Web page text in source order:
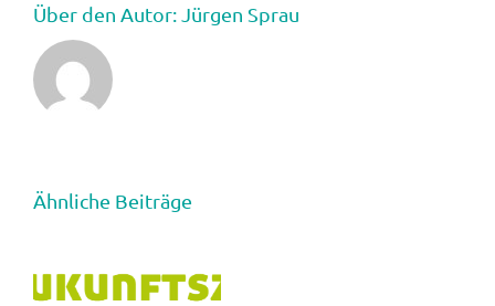
Über den Autor: Jürgen Sprau
Ähnliche Beiträge